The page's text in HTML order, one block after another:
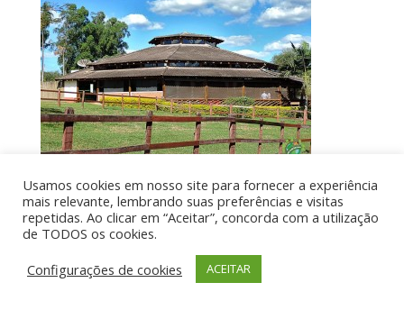
por UIA WEB
Usamos cookies em nosso site para fornecer a experiência
mais relevante, lembrando suas preferências e visitas
repetidas. Ao clicar em “Aceitar”, concorda com a utilização
de TODOS os cookies.
Configurações de cookies
ACEITAR